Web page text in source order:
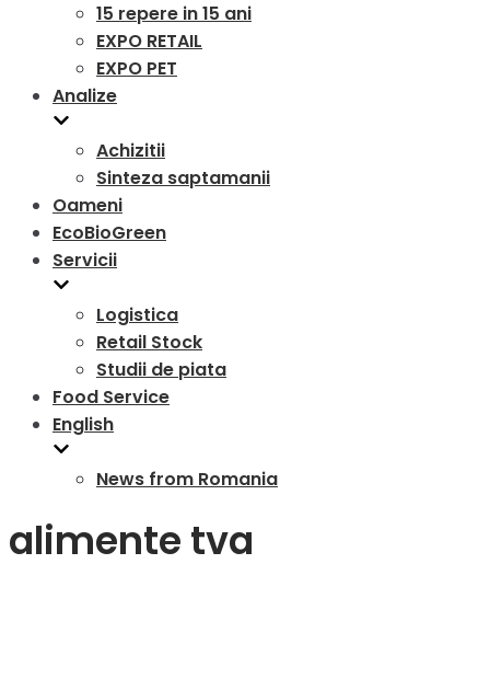
15 repere in 15 ani
EXPO RETAIL
EXPO PET
Analize
Achizitii
Sinteza saptamanii
Oameni
EcoBioGreen
Servicii
Logistica
Retail Stock
Studii de piata
Food Service
English
News from Romania
alimente tva